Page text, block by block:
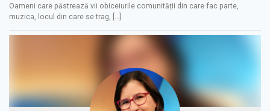
Oameni care păstrează vii obiceiurile comunității din care fac parte,
muzica, locul din care se trag, […]